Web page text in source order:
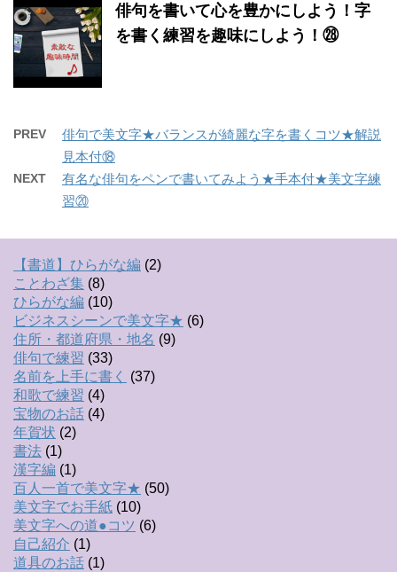
俳句を書いて心を豊かにしよう！字
を書く練習を趣味にしよう！㉘
PREV
俳句で美文字★バランスが綺麗な字を書くコツ★解説
見本付⑱
NEXT
有名な俳句をペンで書いてみよう★手本付★美文字練
習⑳
【書道】ひらがな編 (2)
ことわざ集 (8)
ひらがな編 (10)
ビジネスシーンで美文字★ (6)
住所・都道府県・地名 (9)
俳句で練習 (33)
名前を上手に書く
(37)
和歌で練習 (4)
宝物のお話 (4)
年賀状 (2)
書法 (1)
漢字編 (1)
百人一首で美文字★ (50)
美文字でお手紙 (10)
美文字への道●コツ (6)
自己紹介 (1)
道具のお話 (1)